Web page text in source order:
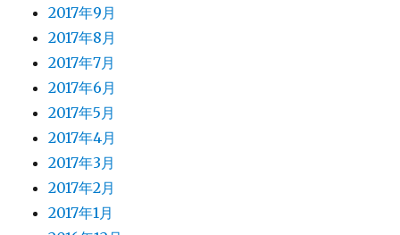
2017年9月
2017年8月
2017年7月
2017年6月
2017年5月
2017年4月
2017年3月
2017年2月
2017年1月